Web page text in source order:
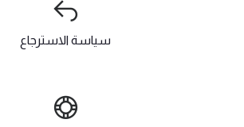
سياسة الاسترجاع